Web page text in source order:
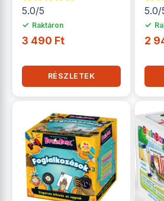
5.0/5
✓ Raktáron
3 490 Ft
RÉSZLETEK
5.0/
✓
2